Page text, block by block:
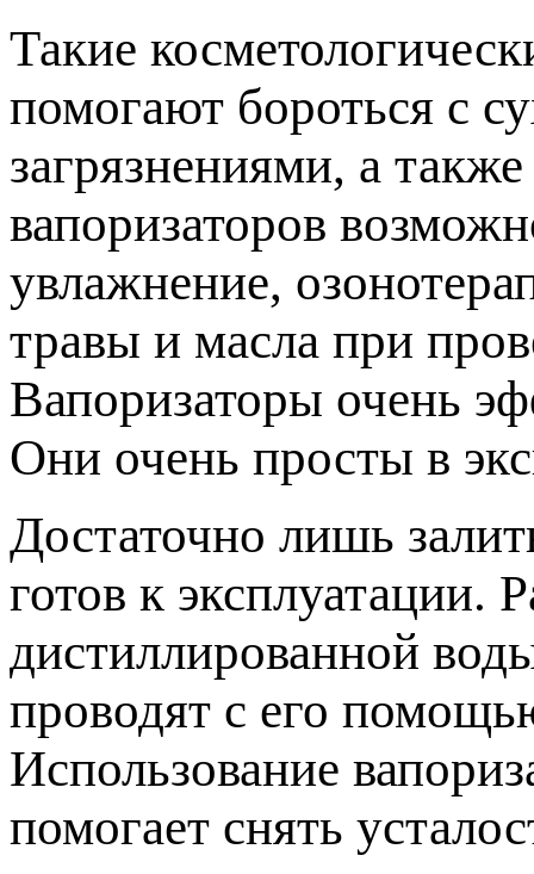
Такие
помогают бороться с
загрязнениями, а
вапоризаторов
увлажнение,
травы и масла при
Вапоризаторы очень
Они очень просты в
Достаточно лишь
готов к эксплуатации.
дистиллированной
проводят с его
Использование
помогает снять